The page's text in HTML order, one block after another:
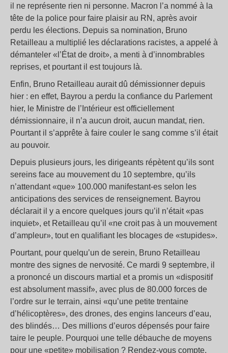
il ne représente rien ni personne. Macron l’a nommé à la
tête de la police pour faire plaisir au RN, après avoir
perdu les élections. Depuis sa nomination, Bruno
Retailleau a multiplié les déclarations racistes, a appelé à
démanteler «l’État de droit», a menti à d’innombrables
reprises, et pourtant il est toujours là.
Enfin, Bruno Retailleau aurait dû démissionner depuis
hier : en effet, Bayrou a perdu la confiance du Parlement
hier, le Ministre de l’Intérieur est officiellement
démissionnaire, il n’a aucun droit, aucun mandat, rien.
Pourtant il s’apprête à faire couler le sang comme s’il était
au pouvoir.
Depuis plusieurs jours, les dirigeants répètent qu’ils sont
sereins face au mouvement du 10 septembre, qu’ils
n’attendant «que» 100.000 manifestant-es selon les
anticipations des services de renseignement. Bayrou
déclarait il y a encore quelques jours qu’il n’était «pas
inquiet», et Retailleau qu’il «ne croit pas à un mouvement
d’ampleur», tout en qualifiant les blocages de «stupides».
Pourtant, pour quelqu’un de serein, Bruno Retailleau
montre des signes de nervosité. Ce mardi 9 septembre, il
a prononcé un discours martial et a promis un «dispositif
est absolument massif», avec plus de 80.000 forces de
l’ordre sur le terrain, ainsi «qu’une petite trentaine
d’hélicoptères», des drones, des engins lanceurs d’eau,
des blindés… Des millions d’euros dépensés pour faire
taire le peuple. Pourquoi une telle débauche de moyens
pour une «petite» mobilisation ? Rendez-vous compte,